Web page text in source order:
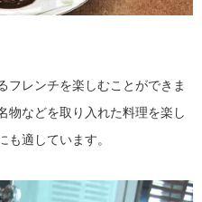
フレンチを楽しむことができま
などを取り入れた料理を楽し
も適しています。